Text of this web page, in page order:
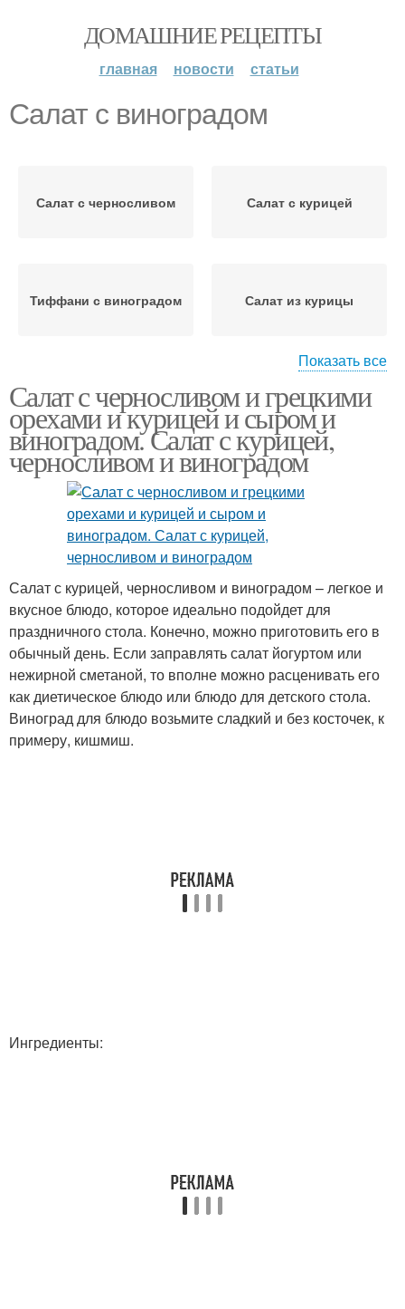
ДОМАШНИЕ РЕЦЕПТЫ
главная новости статьи
Салат с виноградом
Салат с черносливом Салат с курицей
Тиффани с виноградом Салат из курицы
салат с виноградом
орехами
Показать все
Салат с черносливом и грецкими
орехами и курицей и сыром и
виноградом. Салат с курицей,
черносливом и виноградом
Салат с курицей, черносливом и виноградом – легкое и
вкусное блюдо, которое идеально подойдет для
праздничного стола. Конечно, можно приготовить его в
обычный день. Если заправлять салат йогуртом или
нежирной сметаной, то вполне можно расценивать его
как диетическое блюдо или блюдо для детского стола.
Виноград для блюдо возьмите сладкий и без косточек, к
примеру, кишмиш.
Ингредиенты: